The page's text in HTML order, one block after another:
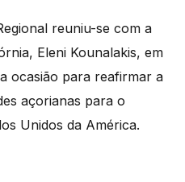
reuniu-se com a
Eleni Kounalakis, em
ocasião para reafirmar a
açorianas para o
Unidos da América.